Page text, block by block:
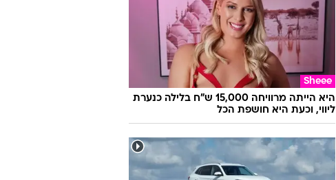
Sheee
היא הייתה מרוויחה 15,000 ש"ח בלילה כנערת
ליווי, וכעת היא חושפת הכל